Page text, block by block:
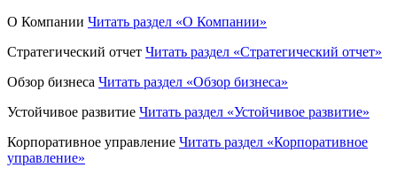
О Компании Читать раздел «О Компании»
Стратегический отчет Читать раздел «Стратегический отчет»
Обзор бизнеса Читать раздел «Обзор бизнеса»
Устойчивое развитие Читать раздел «Устойчивое развитие»
Корпоративное управление Читать раздел «Корпоративное
управление»